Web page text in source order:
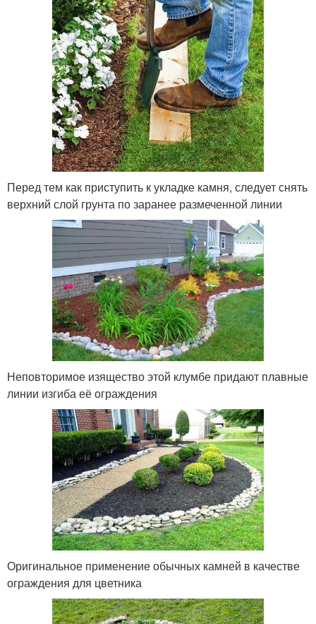
Перед тем как приступить к укладке камня, следует снять
верхний слой грунта по заранее размеченной линии
Неповторимое изящество этой клумбе придают плавные
линии изгиба её ограждения
Оригинальное применение обычных камней в качестве
ограждения для цветника